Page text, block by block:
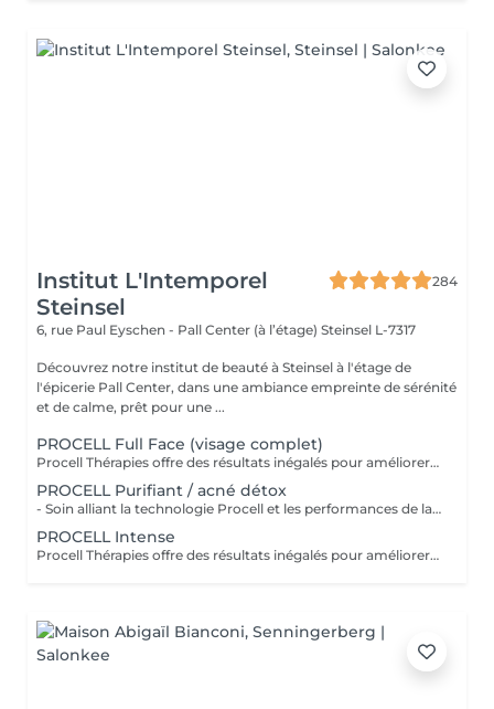
Institut L'Intemporel
Steinsel
284
6, rue Paul Eyschen - Pall Center (à l’étage) Steinsel L-7317
Découvrez notre institut de beauté à Steinsel à l'étage de
l'épicerie Pall Center, dans une ambiance empreinte de sérénité
et de calme, prêt pour une ...
PROCELL Full Face (visage complet)
Procell Thérapies offre des résultats inégalés pour améliorer l'apparence des rides et ridules, des cicatrices d'acné et des dommages causés par le soleil. Avec une irritation minimale, les traitements Procell sont sûrs, non invasifs, efficaces et fournissent des résultats qui parlent d'eux-mêmes. Ce n'est pas un hasard si Procell Thérapies est devenu le leader du microneedling .. Possibilité d'abonnement 4+1
PROCELL Purifiant / acné détox
- Soin alliant la technologie Procell et les performances de la lampe LED, ce qui permet un effet bactéricide, rénovateur, affine les cicatrices liées à l'acné et ressert les pores - Ce soin est conseillé en cure de 4 soins pour être entièrement efficace - Attention: déconseillé sur l'acné active
PROCELL Intense
Procell Thérapies offre des résultats inégalés pour améliorer l'apparence des rides et ridules, des cicatrices d'acné et des dommages causés par le soleil. Avec une irritation minimale, les traitements Procell sont sûrs, non invasifs, efficaces et fournissent des résultats qui parlent d'eux-mêmes. Ce n'est pas un hasard si Procell Thérapies est devenu le leader du microneedling .. Profitez de la technologie Procell tout en réalisant un soin complet nettoyant.